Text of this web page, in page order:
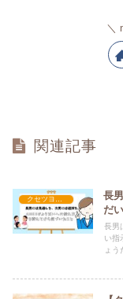
関連記事
長
だ
長男
い指
ょ